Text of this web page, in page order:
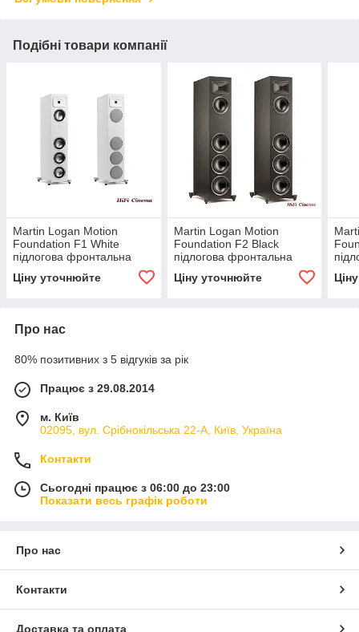
Подібні товари компанії
Martin Logan Motion
Foundation F1 White
підлогова фронтальна
кінотеатру
Ціну уточнюйте
Martin Logan Motion
Foundation F2 Black
підлогова фронтальна
кінотеатру
Ціну уточнюйте
Про нас
80% позитивних з 5 відгуків за рік
Працює з 29.08.2014
м. Київ
02095, вул. Срібнокільська 22-А, Київ, Україна
Контакти
Сьогодні працює з 06:00 до 23:00
Показати весь графік роботи
Про нас
Контакти
Доставка та оплата